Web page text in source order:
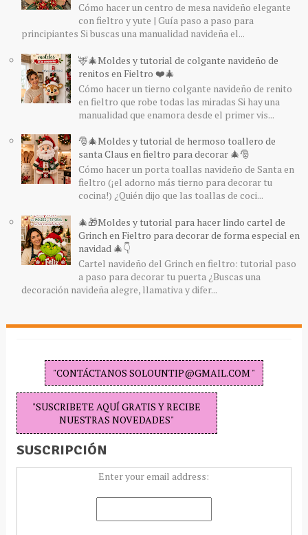
Cómo hacer un centro de mesa navideño elegante
con fieltro y yute | Guía paso a paso para
principiantes Si buscas una manualidad navideña el...
🦌🎄Moldes y tutorial de colgante navideño de
renitos en Fieltro ❤️🎄
Cómo hacer un tierno colgante navideño de renito
en fieltro que robe todas las miradas Si hay una
manualidad que enamora desde el primer vis...
🎅🎄Moldes y tutorial de hermoso toallero de
santa Claus en fieltro para decorar 🎄🎅
Cómo hacer un porta toallas navideño de Santa en
fieltro (¡el adorno más tierno para decorar tu
cocina!) ¿Quién dijo que las toallas de coci...
🎄🎁Moldes y tutorial para hacer lindo cartel de
Grinch en Fieltro para decorar de forma especial en
navidad 🎄👇
Cartel navideño del Grinch en fieltro: tutorial paso
a paso para decorar tu puerta ¿Buscas una
decoración navideña alegre, llamativa y difer...
"CONTÁCTANOS SOLOUNTIP@GMAIL.COM "
"SUSCRIBETE AQUÍ GRATIS Y RECIBE
NUESTRAS NOVEDADES"
SUSCRIPCIÓN
Enter your email address: